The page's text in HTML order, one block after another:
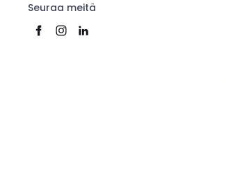
Seuraa meitä